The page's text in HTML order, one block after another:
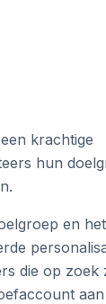
krachtige
hun
en het
die op zoek